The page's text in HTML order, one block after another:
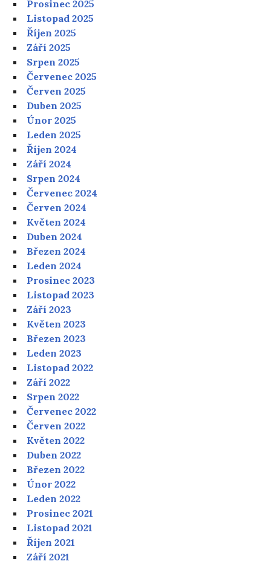
Prosinec 2025
Listopad 2025
Říjen 2025
Září 2025
Srpen 2025
Červenec 2025
Červen 2025
Duben 2025
Únor 2025
Leden 2025
Říjen 2024
Září 2024
Srpen 2024
Červenec 2024
Červen 2024
Květen 2024
Duben 2024
Březen 2024
Leden 2024
Prosinec 2023
Listopad 2023
Září 2023
Květen 2023
Březen 2023
Leden 2023
Listopad 2022
Září 2022
Srpen 2022
Červenec 2022
Červen 2022
Květen 2022
Duben 2022
Březen 2022
Únor 2022
Leden 2022
Prosinec 2021
Listopad 2021
Říjen 2021
Září 2021